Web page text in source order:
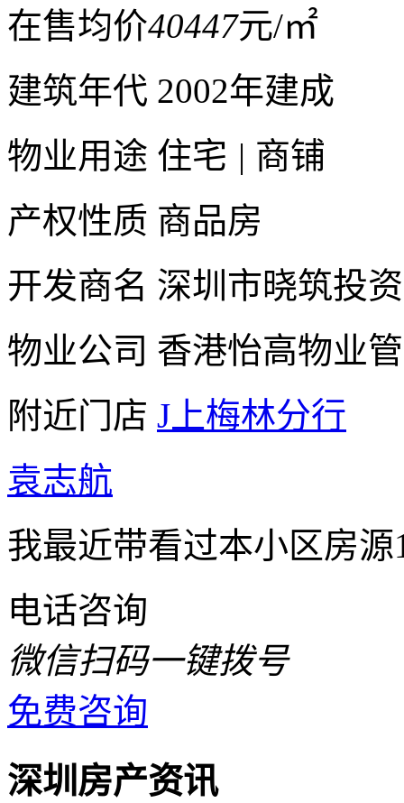
在售均价40447元/㎡
建筑年代 2002年建成
物业用途 住宅 | 商铺
产权性质 商品房
开发商名 深圳市晓筑投
物业公司 香港怡高物业
附近门店 J上梅林分行
袁志航
我最近带看过本小区房
电话咨询
微信扫码一键拨号
免费咨询
深圳房产资讯